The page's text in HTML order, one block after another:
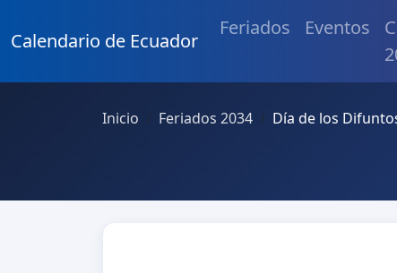
Calendario de Ecuador
Feriados Eventos
Inicio Feriados 2034 Día de los